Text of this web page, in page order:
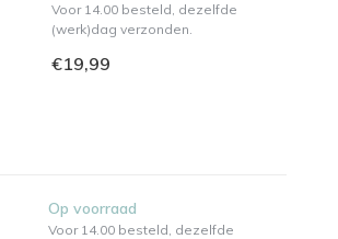
Voor 14.00 besteld, dezelfde
(werk)dag verzonden.
€19,99
Op voorraad
Voor 14.00 besteld, dezelfde